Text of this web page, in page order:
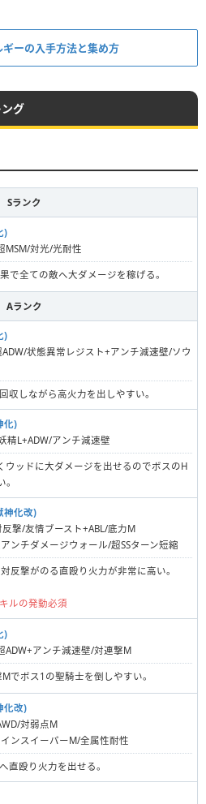
ーの入手方法と集め方
グ
Sランク
)
MSM/対光/光耐性
で全ての敵へ大ダメージを稼げる。
Aランク
)
ADW/状態異常レジスト+アンチ減速壁/ソウ
収しながら高火力を出しやすい。
化)
精L+ADW/アンチ減速壁
ウッドに大ダメージを出せるのでボスのH
神化改)
反撃/友情ブースト+ABL/底力M
ンチダメージウォール/超SSターン短縮
反撃がのる直殴り火力が非常に高い。
ルの発動必須
)
ADW+アンチ減速壁/対連撃M
でボス1の聖騎士を倒しやすい。
化改)
対弱点M
ンスイーパーM/全属性耐性
直殴り火力を出せる。